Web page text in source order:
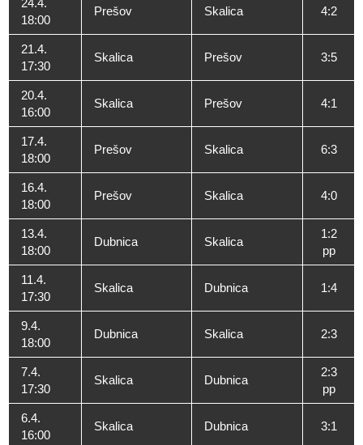
18:00
Prešov Skalica 4:2
21.4.
17:30
Skalica Prešov 3:5
20.4.
16:00
Skalica Prešov 4:1
17.4.
18:00
Prešov Skalica 6:3
16.4.
18:00
Prešov Skalica 4:0
13.4.
18:00
Dubnica Skalica
1:2
pp
11.4.
17:30
Skalica Dubnica 1:4
9.4.
18:00
Dubnica Skalica 2:3
7.4.
17:30
Skalica Dubnica
2:3
pp
6.4.
16:00
Skalica Dubnica 3:1